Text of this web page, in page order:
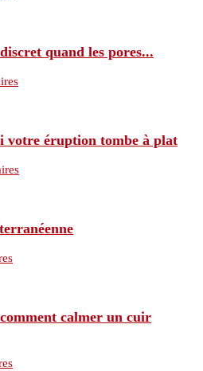
quand les pores...
votre éruption tombe à plat
calmer un cuir